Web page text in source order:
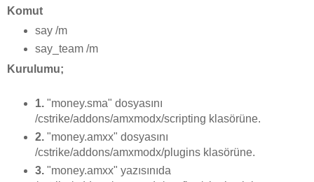
Komut
say /m
say_team /m
Kurulumu;
1."money.sma" dosyasını
/cstrike/addons/amxmodx/scripting klasörüne.
2."money.amxx" dosyasını
/cstrike/addons/amxmodx/plugins klasörüne.
3."money.amxx" yazısınıda